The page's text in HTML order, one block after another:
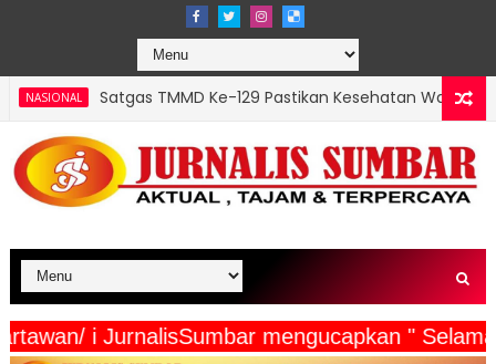
Ke-129 Pastikan Kesehatan Warga Masyarakat dan
Perkuat Karakter Kepemimpinan Mahasiswa melalui
Wartawan/ i JurnalisSumbar mengucapkan